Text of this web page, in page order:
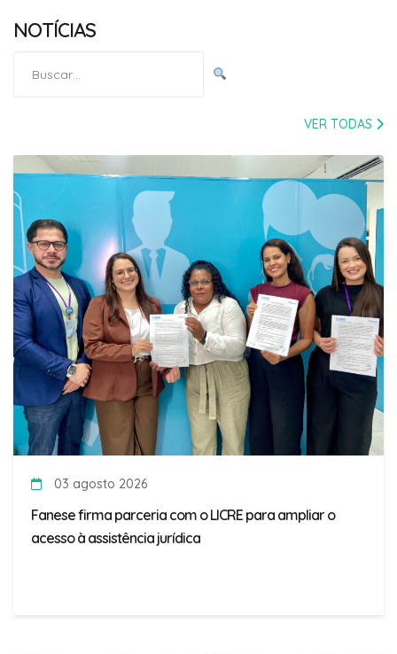
NOTÍCIAS
por:
VER TODAS
03 agosto 2026
Fanese firma parceria com o LICRE para ampliar o
acesso à assistência jurídica